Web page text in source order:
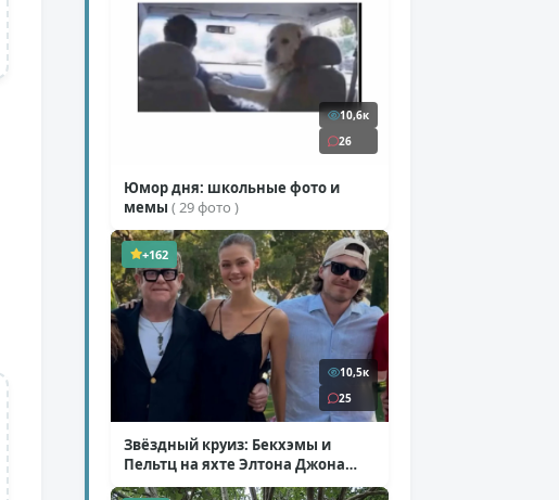
10,6к
26
Юмор дня: школьные фото и
мемы ( 29 фото )
+162
10,5к
25
Звёздный круиз: Бекхэмы и
Пельтц на яхте Элтона Джона
( 12 фото )